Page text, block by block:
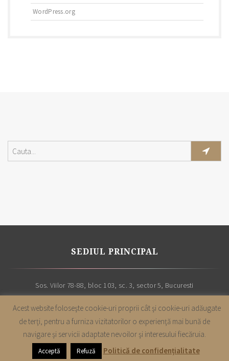
WordPress.org
SEDIUL PRINCIPAL
Sos. Viilor 78-88, bloc 103, sc. 3, sector 5, Bucuresti
Copyright |Cabinet avocatura Leon & Asociatii| Toate drepturile sunt
rezervate | 2019
Acest website foloseşte cookie-uri proprii cât şi cookie-uri adăugate
de terţi, pentru a furniza vizitatorilor o experienţă mai bună de
navigare şi servicii adaptate nevoilor şi interesului fiecăruia.
Acceptă Refuză Politică de confidențialitate